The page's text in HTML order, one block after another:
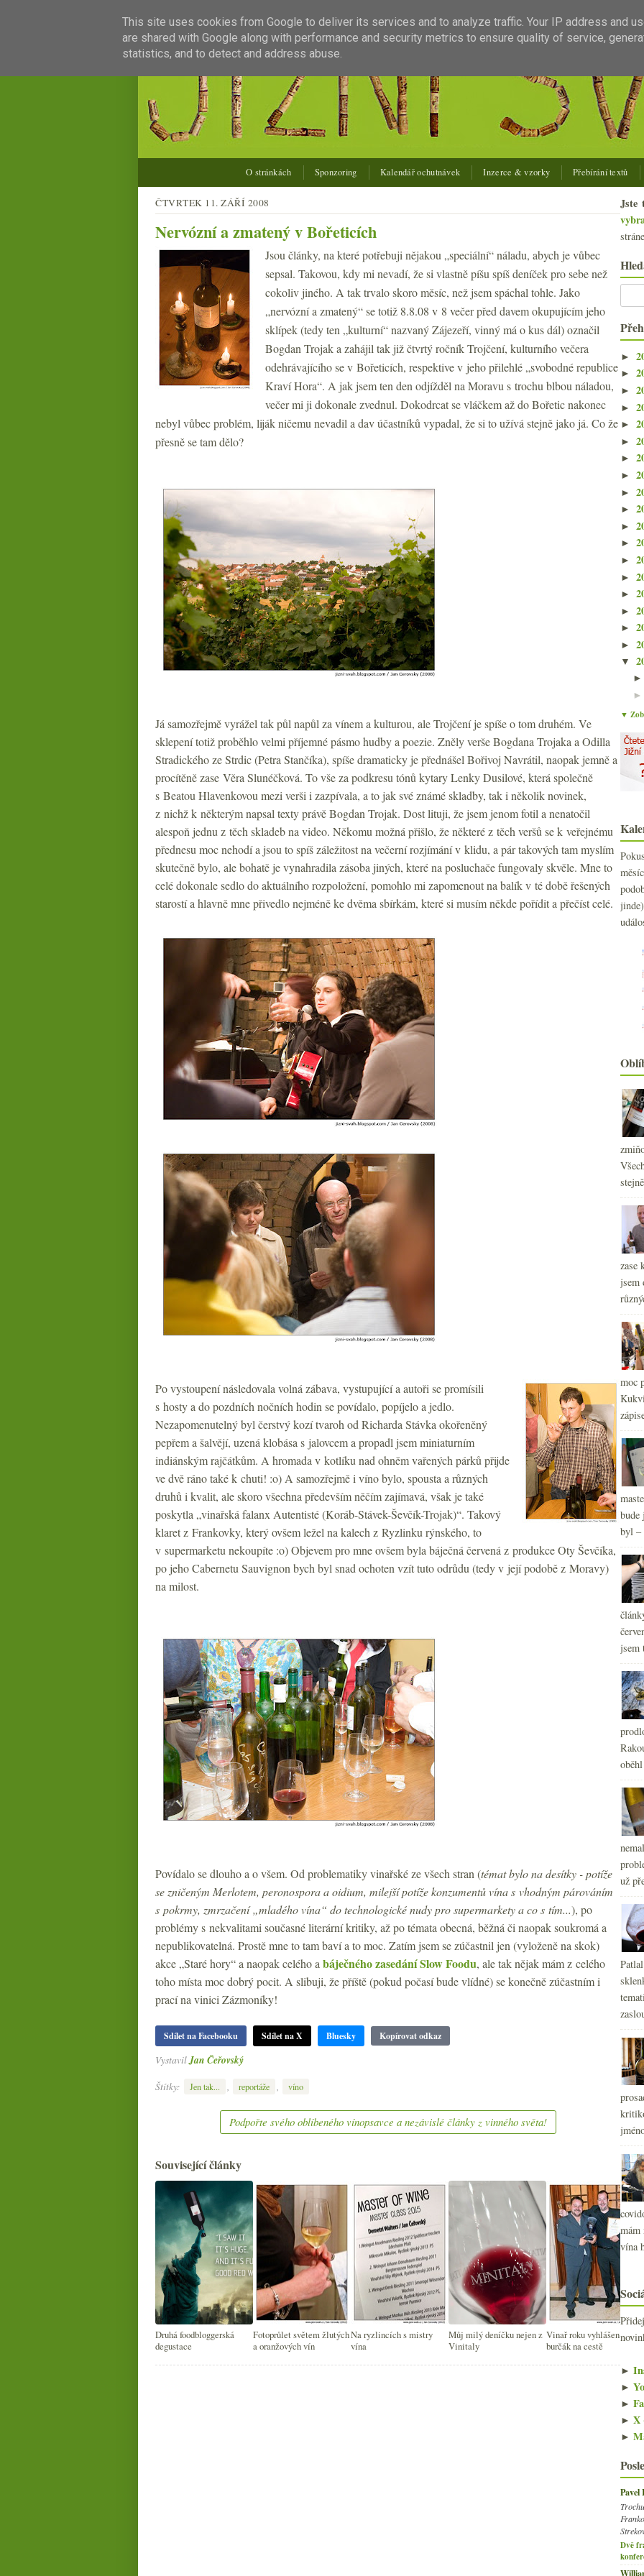
O stránkách Sponzoring Kalendář ochutnávek Inzerce & vzorky Přebírání textů
ČTVRTEK 11. ZÁŘÍ 2008
Nervózní a zmatený v Bořeticích
Jsou články, na které potřebuji nějakou „speciální“ náladu, abych je vůbec
sepsal. Takovou, kdy mi nevadí, že si vlastně píšu spíš deníček pro sebe než
cokoliv jiného. A tak trvalo skoro měsíc, než jsem spáchal tohle. Jako
„nervózní a zmatený“ se totiž 8.8.08 v 8 večer před davem okupujícím jeho
sklípek (tedy ten „kulturní“ nazvaný Zájezeří, vinný má o kus dál) označil
Bogdan Trojak a zahájil tak již čtvrtý ročník Trojčení, kulturního večera
odehrávajícího se v Bořeticích, respektive v jeho přilehlé „svobodné republice
Kraví Hora“. A jak jsem ten den odjížděl na Moravu s trochu blbou náladou,
večer mi ji dokonale zvednul. Dokodrcat se vláčkem až do Bořetic nakonec
nebyl vůbec problém, liják ničemu nevadil a dav účastníků vypadal, že si to užívá stejně jako já. Co že
přesně se tam dělo?
Já samozřejmě vyrážel tak půl napůl za vínem a kulturou, ale Trojčení je spíše o tom druhém. Ve
sklepení totiž proběhlo velmi příjemné pásmo hudby a poezie. Zněly verše Bogdana Trojaka a Odilla
Stradického ze Strdic (Petra Stančíka), spíše dramaticky je přednášel Bořivoj Navrátil, naopak jemně a
procítěně zase Věra Slunéčková. To vše za podkresu tónů kytary Lenky Dusilové, která společně
s Beatou Hlavenkovou mezi verši i zazpívala, a to jak své známé skladby, tak i několik novinek,
z nichž k některým napsal texty právě Bogdan Trojak. Dost lituji, že jsem jenom fotil a nenatočil
alespoň jednu z těch skladeb na video. Někomu možná přišlo, že některé z těch veršů se k veřejnému
přednesu moc nehodí a jsou to spíš záležitost na večerní rozjímání v klidu, a pár takových tam myslím
skutečně bylo, ale bohatě je vynahradila zásoba jiných, které na posluchače fungovaly skvěle. Mne to
celé dokonale sedlo do aktuálního rozpoložení, pomohlo mi zapomenout na balík v té době řešených
starostí a hlavně mne přivedlo nejméně ke dvěma sbírkám, které si musím někde pořídit a přečíst celé.
Po vystoupení následovala volná zábava, vystupující a autoři se promísili
s hosty a do pozdních nočních hodin se povídalo, popíjelo a jedlo.
Nezapomenutelný byl čerstvý kozí tvaroh od Richarda Stávka okořeněný
pepřem a šalvějí, uzená klobása s jalovcem a propadl jsem miniaturním
indiánským rajčátkům. A hromada v kotlíku nad ohněm vařených párků přijde
ve dvě ráno také k chuti! :o) A samozřejmě i víno bylo, spousta a různých
druhů i kvalit, ale skoro všechna především něčím zajímavá, však je také
poskytla „vinařská falanx Autentisté (Koráb-Stávek-Ševčík-Trojak)“. Takový
klaret z Frankovky, který ovšem ležel na kalech z Ryzlinku rýnského, to
v supermarketu nekoupíte :o) Objevem pro mne ovšem byla báječná červená z produkce Oty Ševčíka,
po jeho Cabernetu Sauvignon bych byl snad ochoten vzít tuto odrůdu (tedy v její podobě z Moravy)
na milost.
Povídalo se dlouho a o všem. Od problematiky vinařské ze všech stran (témat bylo na desítky -potíže
se zničeným Merlotem, peronospora a oidium, milejší potíže konzumentů vína s vhodným párováním
s pokrmy, zmrzačení „mladého vína“ do technologické nudy pro supermarkety a co s tím...), po
problémy s nekvalitami současné literární kritiky, až po témata obecná, běžná či naopak soukromá a
nepublikovatelná. Prostě mne to tam baví a to moc. Zatím jsem se zúčastnil jen (vyloženě na skok)
akce „Staré hory“ a naopak celého a báječného zasedání Slow Foodu, ale tak nějak mám z celého
toho místa moc dobrý pocit. A slibuji, že příště (pokud počasí bude vlídné) se konečně zúčastním i
prací na vinici Zázmoníky!
Sdílet na Facebooku Sdílet na X Bluesky Kopírovat odkaz
VystavilJan Čeřovský
Štítky:
Jen tak... reportáže víno
Podpořte svého oblíbeného vínopsavce a nezávislé články z vinného světa!
Související články
Druhá foodbloggerská
degustace
Fotoprůlet světem žlutých
a oranžových vín
Na ryzlincích s mistry
vína
Můj milý deníčku nejen z
Vinitaly
Vinař roku vyhlášen a
burčák na cestě
Jste
►
►
►
►
►
►
►
►
►
►
►
►
►
►
►
►
►
►
▼
▼
zase
jsem
moc
bude
byl –
jsem
už
mám
vína
►
►
►
► X
►
Pavel
Dvě
This site uses cookies from Google to deliver its services and to analyze traffic. Your IP address and
are shared with Google along with performance and security metrics to ensure quality of service,
statistics, and to detect and address abuse.